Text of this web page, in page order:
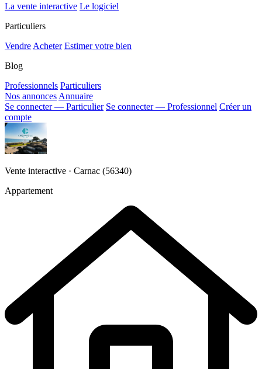
La vente interactive Le logiciel
Particuliers
Vendre Acheter Estimer votre bien
Blog
Professionnels Particuliers
Nos annonces Annuaire
Se connecter — Particulier Se connecter — Professionnel Créer un
compte
Vente interactive · Carnac (56340)
Appartement